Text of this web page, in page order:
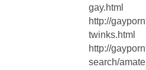
gay.html
http://
twinks.html
http://
search/